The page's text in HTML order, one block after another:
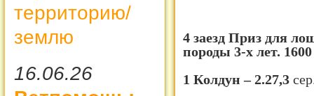
территорию/
землю
16.06.26
4 заезд Приз для
породы 3-х лет.
1 Колдун – 2.27,3